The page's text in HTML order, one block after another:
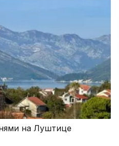
на Луштице